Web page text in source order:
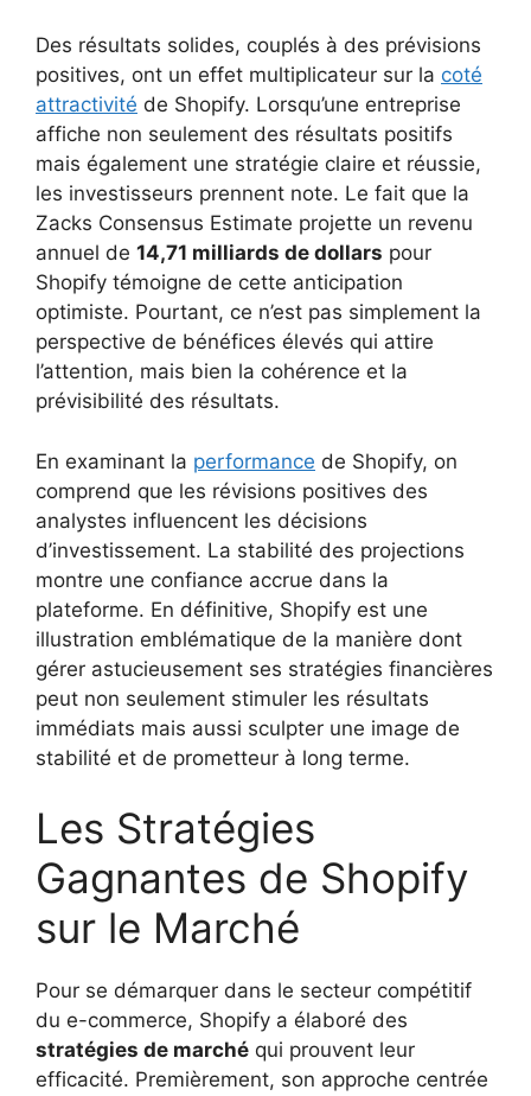
Des résultats solides, couplés à des prévisions
positives, ont un effet multiplicateur sur la coté
attractivité de Shopify. Lorsqu’une entreprise
affiche non seulement des résultats positifs
mais également une stratégie claire et réussie,
les investisseurs prennent note. Le fait que la
Zacks Consensus Estimate projette un revenu
annuel de 14,71 milliards de dollars pour
Shopify témoigne de cette anticipation
optimiste. Pourtant, ce n’est pas simplement la
perspective de bénéfices élevés qui attire
l’attention, mais bien la cohérence et la
prévisibilité des résultats.
En examinant la performance de Shopify, on
comprend que les révisions positives des
analystes influencent les décisions
d’investissement. La stabilité des projections
montre une confiance accrue dans la
plateforme. En définitive, Shopify est une
illustration emblématique de la manière dont
gérer astucieusement ses stratégies financières
peut non seulement stimuler les résultats
immédiats mais aussi sculpter une image de
stabilité et de prometteur à long terme.
Les Stratégies
Gagnantes de Shopify
sur le Marché
Pour se démarquer dans le secteur compétitif
du e-commerce, Shopify a élaboré des
stratégies de marché qui prouvent leur
efficacité. Premièrement, son approche centrée